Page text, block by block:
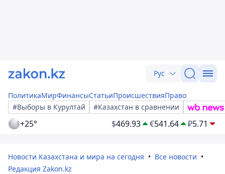
Рус
ПолитикаМирФинансыСтатьиПроисшествияПраво
#Выборы в Курултай
#Казахстан в сравнении
+25° $469.93 €541.64 ₽5.71
Новости Казахстана и мира на сегодня
Все новости
Редакция Zakon.kz